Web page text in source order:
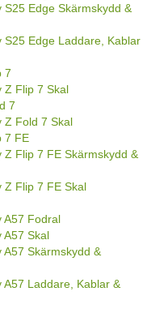
S25 Edge Skärmskydd &
S25 Edge Laddare, Kablar
7
Z Flip 7 Skal
7
Z Fold 7 Skal
7 FE
Z Flip 7 FE Skärmskydd &
Z Flip 7 FE Skal
A57 Fodral
A57 Skal
A57 Skärmskydd &
A57 Laddare, Kablar &